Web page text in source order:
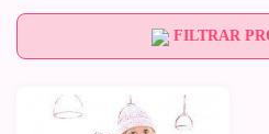
FILTRAR